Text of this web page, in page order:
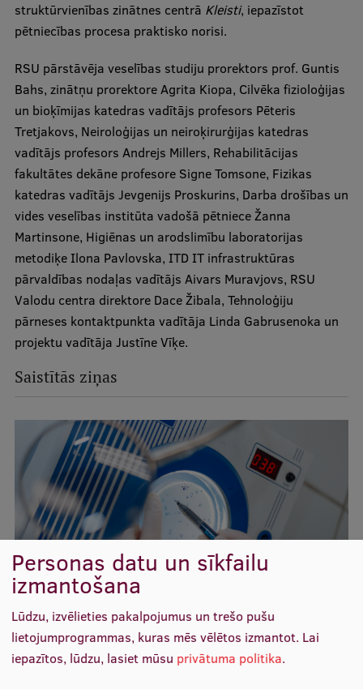
Projekti
Virtuālā tūre
Ilgtspējīga attīstība
Studiju un vides pieejamība
Dati par 2025. gadu
Suvenīri un grāmatas
Mūžizglītība
Ētikas un līdztiesības mācības
Atvērtā universitāte
Profesionālās pilnveides kursi
ESF kvalifikācijas celšanas kursi
Pedagoģiskās izaugsmes centrs
Kvalifikācijas atbilstības pārbaude
Pētniecība
Zinātniskie institūti un laboratorijas
struktūrvienības zinātnes centrā Kleisti, iepazīstot
pētniecības procesa praktisko norisi.
RSU pārstāvēja veselības studiju prorektors prof. Guntis
Bahs, zinātņu prorektore Agrita Kiopa, Cilvēka fizioloģijas
un bioķīmijas katedras vadītājs profesors Pēteris
Tretjakovs, Neiroloģijas un neiroķirurģijas katedras
vadītājs profesors Andrejs Millers, Rehabilitācijas
fakultātes dekāne profesore Signe Tomsone, Fizikas
katedras vadītājs Jevgenijs Proskurins, Darba drošības un
vides veselības institūta vadošā pētniece Žanna
Martinsone, Higiēnas un arodslimību laboratorijas
metodiķe Ilona Pavlovska, ITD IT infrastruktūras
pārvaldības nodaļas vadītājs Aivars Muravjovs, RSU
Valodu centra direktore Dace Žibala, Tehnoloģiju
pārneses kontaktpunkta vadītāja Linda Gabrusenoka un
projektu vadītāja Justīne Vīķe.
Saistītās ziņas
RSU pētnieki iesaistās “Apvārsnis Eiropa” projektā
un pētīs bakteriofāgu terapiju
Personas datu un sīkfailu
izmantošana
Lūdzu, izvēlieties pakalpojumus un trešo pušu
lietojumprogrammas, kuras mēs vēlētos izmantot. Lai
iepazītos, lūdzu, lasiet mūsu privātuma politika.